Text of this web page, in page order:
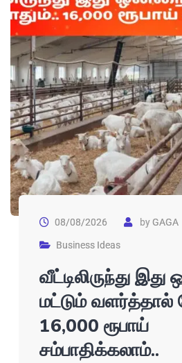
08/08/2026 byGAGA
Business Ideas
வீட்டிலிருந்து
மட்டும் வளர்த்தால்
16,000 ரூபாய்
சம்பாதிக்கலாம்..